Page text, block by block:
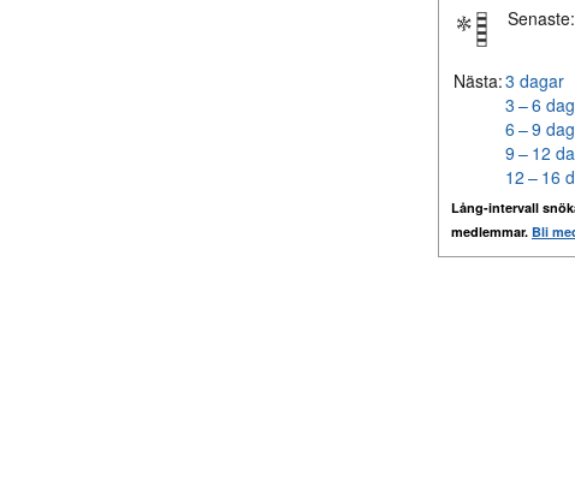
Senaste:
Nästa:3 dagar
3 – 6
6 – 9
9 – 12
12 – 16
Lång-intervall
medlemmar. Bli